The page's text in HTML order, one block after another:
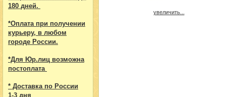
180 дней.
*Оплата при получении
курьеру, в любом
городе России.
*Для Юр.лиц возможна
постоплата
* Доставка по России
1-3 дня
увеличить...